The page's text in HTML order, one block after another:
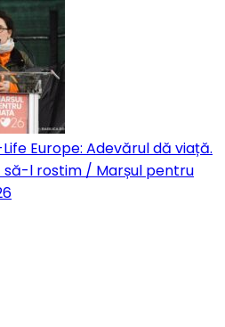
Europe: Adevărul dă viață.
să-l rostim / Marșul pentru